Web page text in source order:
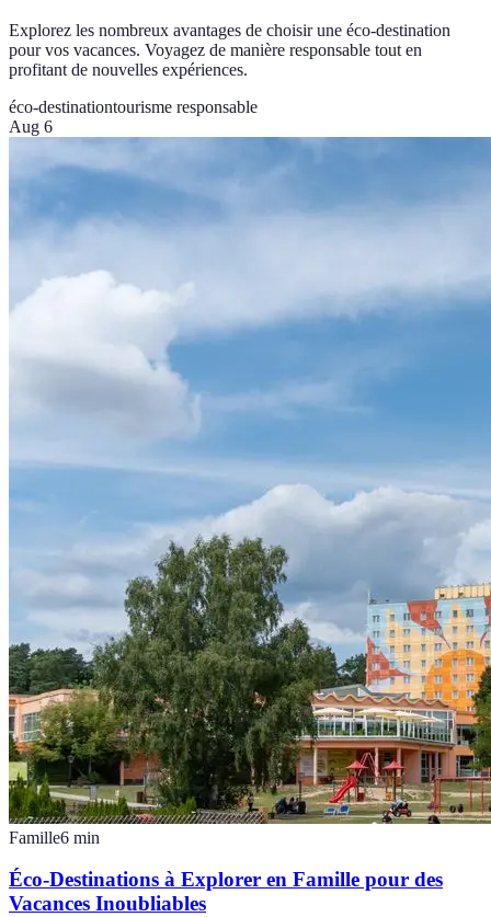
Explorez les nombreux avantages de choisir une éco-destination
pour vos vacances. Voyagez de manière responsable tout en
profitant de nouvelles expériences.
éco-destinationtourisme responsable
Aug 6
Famille6 min
Éco-Destinations à Explorer en Famille pour des
Vacances Inoubliables